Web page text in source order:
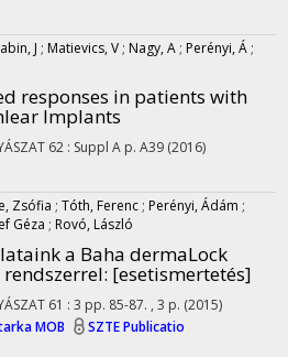
J ; Matievics, V ; Nagy, A ; Perényi, Á ;
responses in patients with
Implants
62 : Suppl A p. A39 (2016)
Zsófia ; Tóth, Ferenc ; Perényi, Ádám ;
Géza ; Rovó, László
a Baha dermaLock
: [esetismertetés]
61 : 3 pp. 85-87. , 3 p. (2015)
MOB
SZTE Publicatio